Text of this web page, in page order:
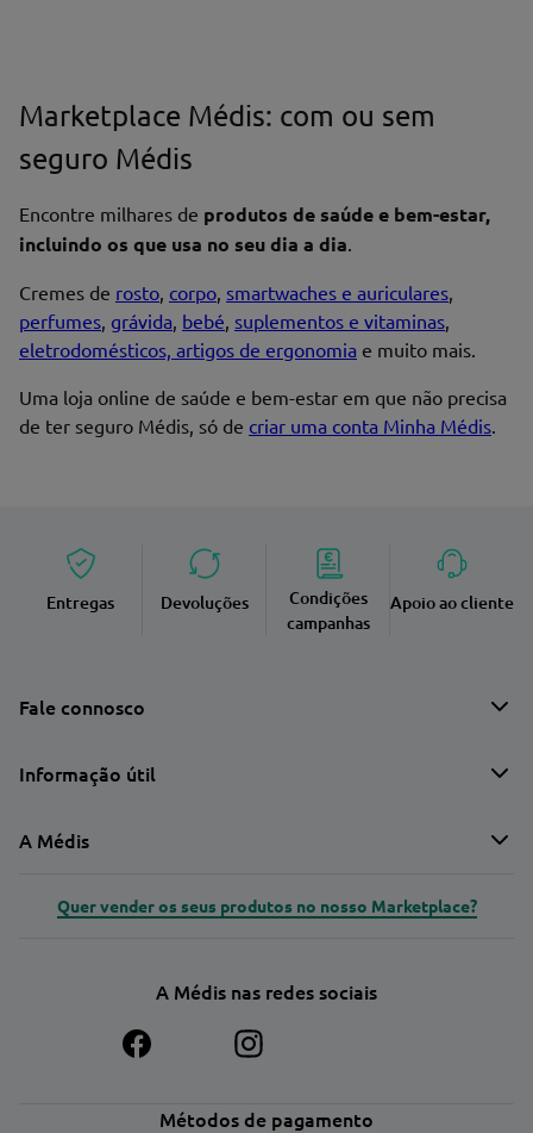
Marketplace Médis: com ou sem
seguro Médis
Encontre milhares de produtos de saúde e bem-estar,
incluindo os que usa no seu dia a dia.
Cremes de rosto, corpo, smartwaches e auriculares,
perfumes, grávida, bebé, suplementos e vitaminas,
eletrodomésticos, artigos de ergonomia e muito mais.
Uma loja online de saúde e bem-estar em que não precisa
de ter seguro Médis, só de criar uma conta Minha Médis.
Entregas Devoluções
Condições
campanhas
Apoio ao cliente
Fale connosco
Informação útil
A Médis
Quer vender os seus produtos no nosso Marketplace?
A Médis nas redes sociais
Métodos de pagamento